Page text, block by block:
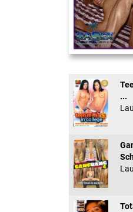
Eine Sexplosieve
...